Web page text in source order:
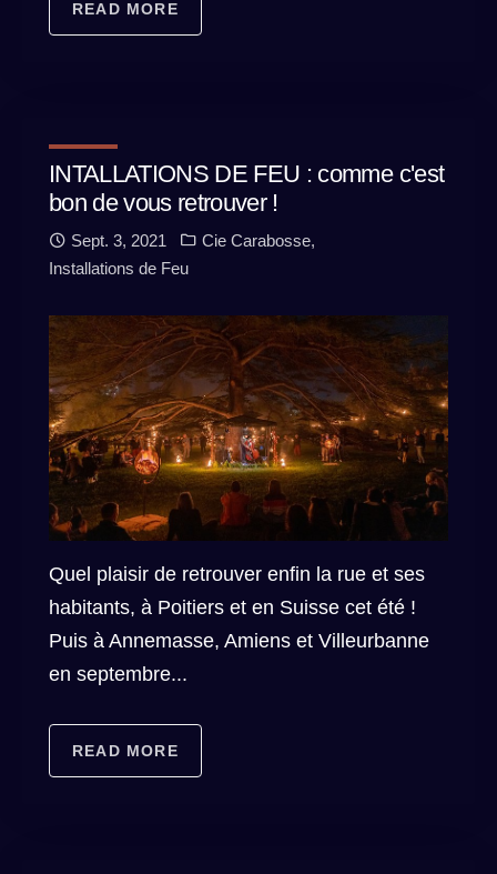
READ MORE
INTALLATIONS DE FEU : comme c'est
bon de vous retrouver !
Sept. 3, 2021 Cie Carabosse,
Installations de Feu
Quel plaisir de retrouver enfin la rue et ses
habitants, à Poitiers et en Suisse cet été !
Puis à Annemasse, Amiens et Villeurbanne
en septembre...
READ MORE